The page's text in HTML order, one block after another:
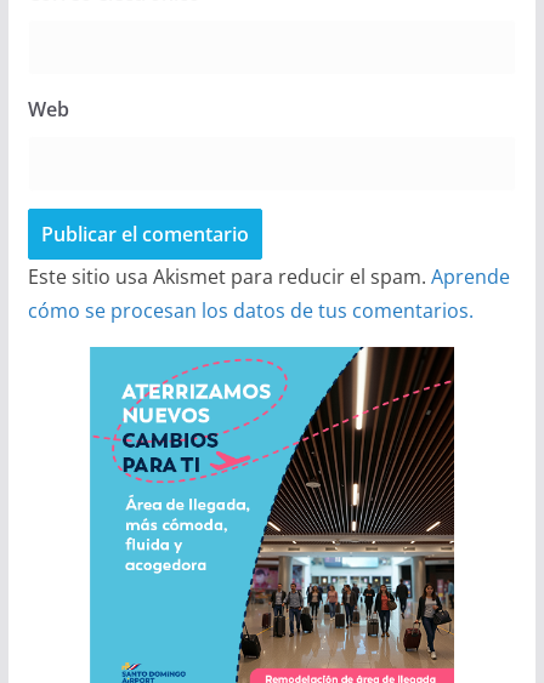
Web
Este sitio usa Akismet para reducir el spam. Aprende
cómo se procesan los datos de tus comentarios.